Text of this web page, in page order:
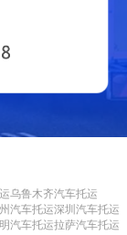
乌鲁木齐汽车托运
汽车托运深圳汽车托运
汽车托运拉萨汽车托运